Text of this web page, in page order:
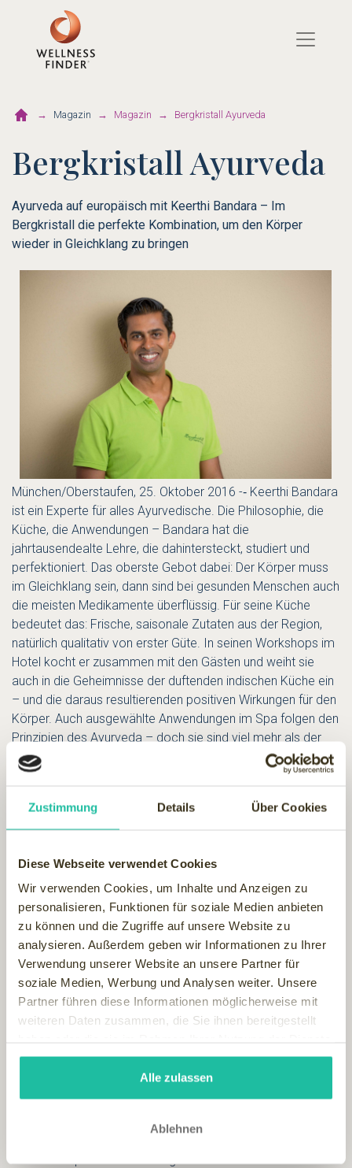
Zustimmung Details Über Cookies
Diese Webseite verwendet Cookies
Wir verwenden Cookies, um Inhalte und Anzeigen zu
personalisieren, Funktionen für soziale Medien anbieten
zu können und die Zugriffe auf unsere Website zu
analysieren. Außerdem geben wir Informationen zu Ihrer
Verwendung unserer Website an unsere Partner für
soziale Medien, Werbung und Analysen weiter. Unsere
Partner führen diese Informationen möglicherweise mit
weiteren Daten zusammen, die Sie ihnen bereitgestellt
gesammelt haben.
Alle zulassen
Ablehnen
Magazin Magazin Bergkristall Ayurveda
Bergkristall Ayurveda
Ayurveda auf europäisch mit Keerthi Bandara – Im
Bergkristall die perfekte Kombination, um den Körper
wieder in Gleichklang zu bringen
München/Oberstaufen, 25. Oktober 2016 -­‐ Keerthi Bandara
ist ein Experte für alles Ayurvedische. Die Philosophie, die
Küche, die Anwendungen – Bandara hat die
jahrtausendealte Lehre, die dahintersteckt, studiert und
perfektioniert. Das oberste Gebot dabei: Der Körper muss
im Gleichklang sein, dann sind bei gesunden Menschen auch
die meisten Medikamente überflüssig. Für seine Küche
bedeutet das: Frische, saisonale Zutaten aus der Region,
natürlich qualitativ von erster Güte. In seinen Workshops im
Hotel kocht er zusammen mit den Gästen und weiht sie
auch in die Geheimnisse der duftenden indischen Küche ein
– und die daraus resultierenden positiven Wirkungen für den
Körper. Auch ausgewählte Anwendungen im Spa folgen den
Prinzipien des Ayurveda – doch sie sind viel mehr als der
allseits bekannte Stirnguss. Doch nach einem Workshop im
Bergkristall muss der Ausflug in die ayurvedische Lebensart
sind die Gerichte leicht daheim zuzubereiten. Ein Handbuch
hilft dabei, die Prinzipien in den Alltag zu integrieren.
Das Bergkristall veranstaltet regelmäßig Ayurveda-­‐
Workshops. Auf dem Programm stehen dabei ein
ayurvedischer Kochkurs, ausgleichende Anwendungen und